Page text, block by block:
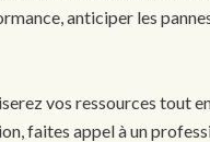
anticiper les
vos ressources tout
faites appel à un